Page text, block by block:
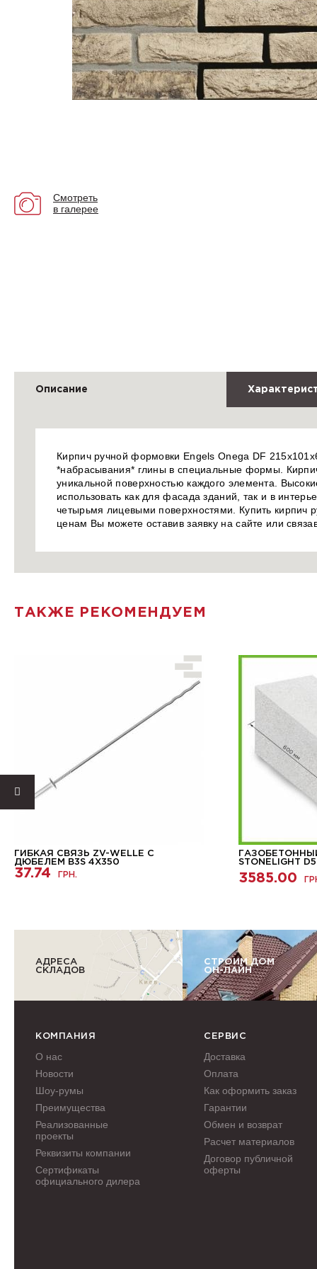
Смотреть
в галерее
Описание
Кирпич ручной формовки Engels Onega DF
*набрасывания* глины в специальные формы.
уникальной поверхностью каждого элемента.
использовать как для фасада зданий, так и в
четырьмя лицевыми поверхностями. Купить
ценам Вы можете оставив заявку на сайте или
ТАКЖЕ РЕКОМЕНДУЕМ
ГИБКАЯ СВЯЗЬ ZV-WELLE С
ДЮБЕЛЕМ B3S 4X350
37.74 ГРН.
STONELIGHT
3585.00
АДРЕСА
СКЛАДОВ
СТРОИМ ДОМ
ОН-ЛАЙН
КОМПАНИЯ
О нас
Новости
Шоу-румы
Преимущества
Реализованные
проекты
Реквизиты компании
Сертификаты
официального дилера
СЕРВИС
Доставка
Оплата
Как оформить заказ
Гарантии
Обмен и возврат
Расчет материалов
Договор публичной
оферты